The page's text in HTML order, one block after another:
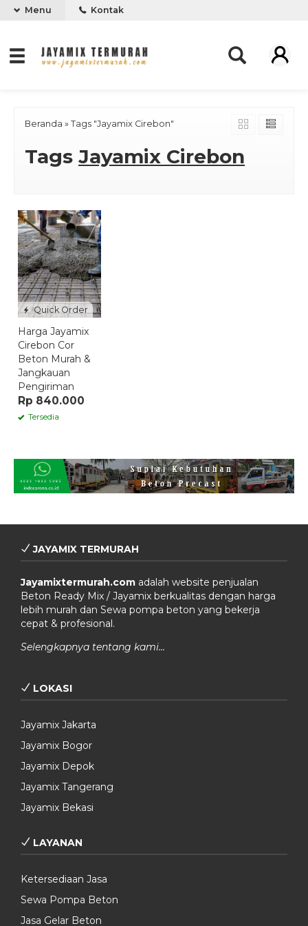
Menu Kontak
Beranda » Tags "Jayamix Cirebon"
Tags Jayamix Cirebon
Quick Order
Harga Jayamix
Cirebon Cor
Beton Murah &
Jangkauan
Pengiriman
Rp 840.000
Tersedia
JAYAMIX TERMURAH
Jayamixtermurah.com adalah website penjualan
Beton Ready Mix / Jayamix berkualitas dengan harga
lebih murah dan Sewa pompa beton yang bekerja
cepat & profesional.
Selengkapnya tentang kami…
LOKASI
Jayamix Jakarta
Jayamix Bogor
Jayamix Depok
Jayamix Tangerang
Jayamix Bekasi
LAYANAN
Ketersediaan Jasa
Sewa Pompa Beton
Jasa Gelar Beton